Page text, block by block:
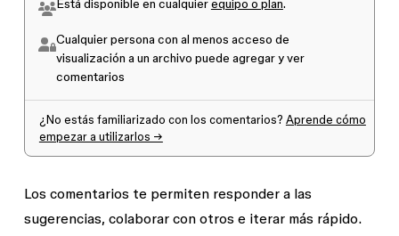
Está disponible en cualquierequipo o plan.
Cualquier persona con al menos acceso de
visualización a un archivo puede agregar y ver
comentarios
¿No estás familiarizado con los comentarios? Aprende cómo
empezar a utilizarlos →
Los comentarios te permiten responder a las
sugerencias, colaborar con otros e iterar más rápido.